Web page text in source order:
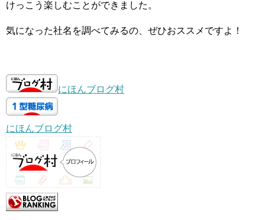
けっこう楽しむことができました。
気になった社名を調べてみるの、ぜひおススメですよ！
にほんブログ村
にほんブログ村